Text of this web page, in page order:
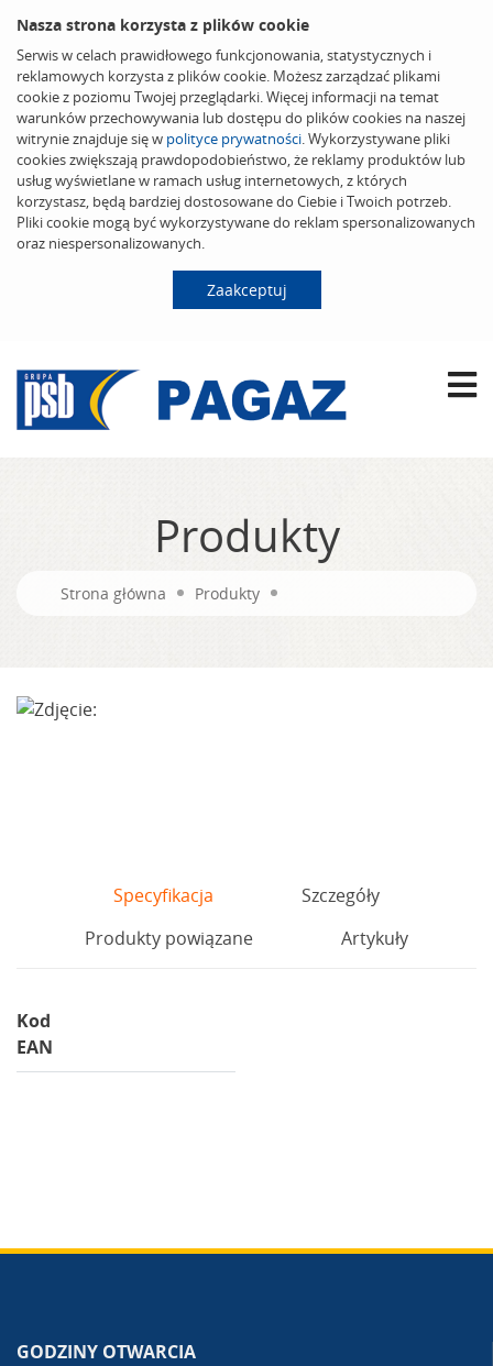
Nasza strona korzysta z plików cookie
Serwis w celach prawidłowego funkcjonowania, statystycznych i
reklamowych korzysta z plików cookie. Możesz zarządzać plikami
cookie z poziomu Twojej przeglądarki. Więcej informacji na temat
warunków przechowywania lub dostępu do plików cookies na naszej
witrynie znajduje się w polityce prywatności. Wykorzystywane pliki
cookies zwiększają prawdopodobieństwo, że reklamy produktów lub
usług wyświetlane w ramach usług internetowych, z których
korzystasz, będą bardziej dostosowane do Ciebie i Twoich potrzeb.
Pliki cookie mogą być wykorzystywane do reklam spersonalizowanych
oraz niespersonalizowanych.
Zaakceptuj
Produkty
Strona główna Produkty
Specyfikacja
Szczegóły
Produkty powiązane
Artykuły
Kod
EAN
GODZINY OTWARCIA